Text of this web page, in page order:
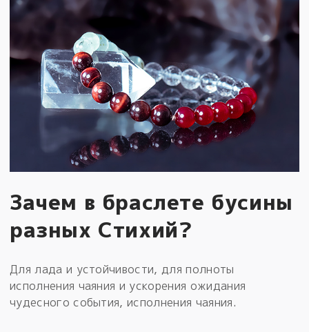
Зачем в браслете бусины
разных Стихий?
Для лада и устойчивости, для полноты
исполнения чаяния и ускорения ожидания
чудесного события, исполнения чаяния.